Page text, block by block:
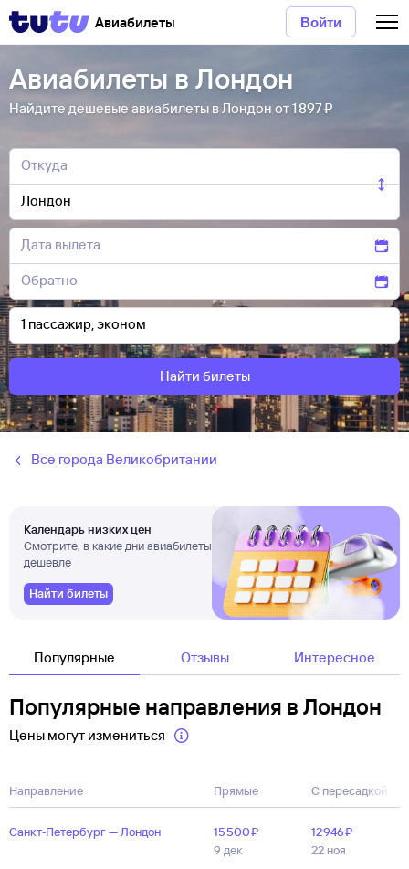
Авиабилеты Войти
Авиабилеты в Лондон
Найдите дешевые авиабилеты в Лондон от 1 ⁠897 ⁠₽
Найти билеты
Все города Великобритании
Календарь низких цен
Смотрите, в какие дни авиабилеты
дешевле
Найти билеты
Популярные Отзывы Интересное
Популярные направления в Лондон
Цены могут измениться
Направление Прямые С пересадкой
Санкт‑Петербург — Лондон
15 ⁠500 ⁠₽
9 дек
12 ⁠946 ⁠₽
22 ноя